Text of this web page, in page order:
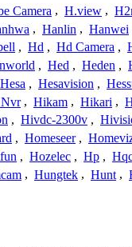
Camera , H.view ,
, Hanlin , Hanwei
, Hd , Hd Camera ,
, Hed , Heden ,
Hesa , Hesavision ,
, Hikam , Hikari ,
, Hivdc-2300v ,
, Homeseer ,
, Hozelec , Hp ,
, Hungtek , Hunt ,